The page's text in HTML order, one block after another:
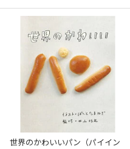
世界のかわいいパン（パイイン